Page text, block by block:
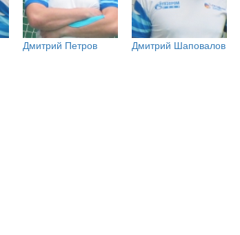
Дмитрий Петров Дмитрий Шаповалов